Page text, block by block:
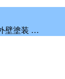
壁塗装 …